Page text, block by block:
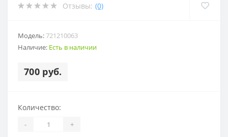
Отзывы: (0)
Модель:721210063
Наличие: Есть в наличии
700 руб.
Количество:
- +